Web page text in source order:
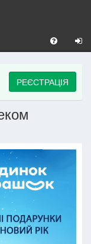
РЕЄСТРАЦІЯ